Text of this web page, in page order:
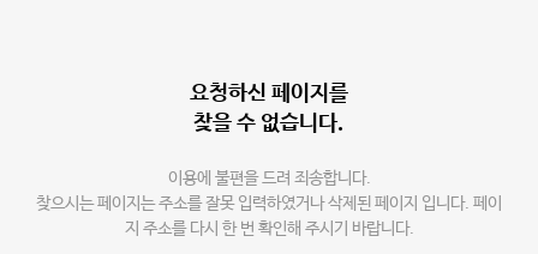
요청하신 페이지를
찾을 수 없습니다.
이용에 불편을 드려 죄송합니다.
찾으시는 페이지는 주소를 잘못 입력하였거나 삭제된 페이지 입니다. 페이
지 주소를 다시 한 번 확인해 주시기 바랍니다.